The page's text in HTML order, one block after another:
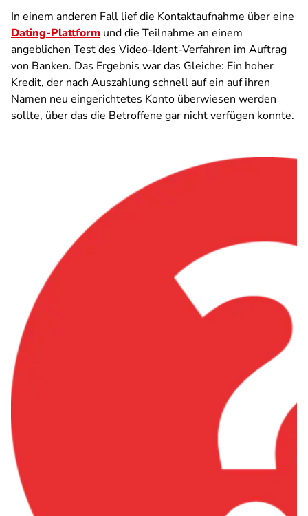
In einem anderen Fall lief die Kontaktaufnahme über eine
Dating-Plattform und die Teilnahme an einem
angeblichen Test des Video-Ident-Verfahren im Auftrag
von Banken. Das Ergebnis war das Gleiche: Ein hoher
Kredit, der nach Auszahlung schnell auf ein auf ihren
Namen neu eingerichtetes Konto überwiesen werden
sollte, über das die Betroffene gar nicht verfügen konnte.